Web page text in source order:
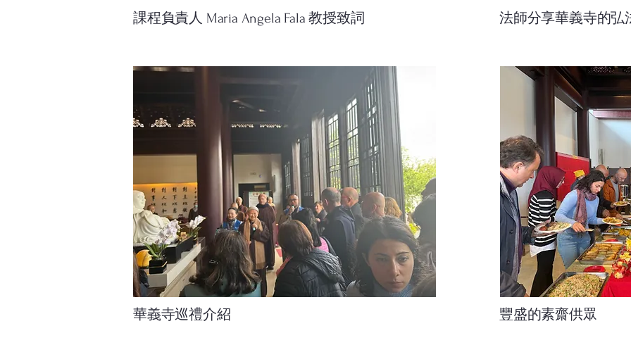
課程負責人 Maria Angela Fala 教授致詞
華義寺巡禮介紹
法師分享華義寺的弘
豐盛的素齋供眾